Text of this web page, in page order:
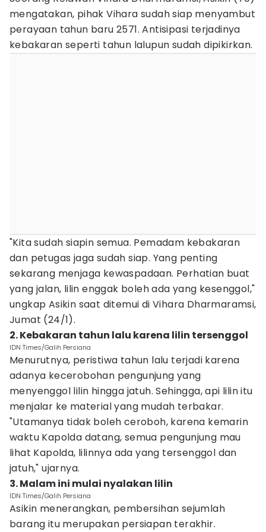
mengatakan, pihak Vihara sudah siap menyambut
perayaan tahun baru 2571. Antisipasi terjadinya
kebakaran seperti tahun lalupun sudah dipikirkan.
"Kita sudah siapin semua. Pemadam kebakaran
dan petugas jaga sudah siap. Yang penting
sekarang menjaga kewaspadaan. Perhatian buat
yang jalan, lilin enggak boleh ada yang kesenggol,"
ungkap Asikin saat ditemui di Vihara Dharmaramsi,
Jumat (24/1).
2. Kebakaran tahun lalu karena lilin tersenggol
IDN Times/Galih Persiana
Menurutnya, peristiwa tahun lalu terjadi karena
adanya kecerobohan pengunjung yang
menyenggol lilin hingga jatuh. Sehingga, api lilin itu
menjalar ke material yang mudah terbakar.
"Utamanya tidak boleh ceroboh, karena kemarin
waktu Kapolda datang, semua pengunjung mau
lihat Kapolda, lilinnya ada yang tersenggol dan
jatuh," ujarnya.
3. Malam ini mulai nyalakan lilin
IDN Times/Galih Persiana
Asikin menerangkan, pembersihan sejumlah
barang itu merupakan persiapan terakhir.